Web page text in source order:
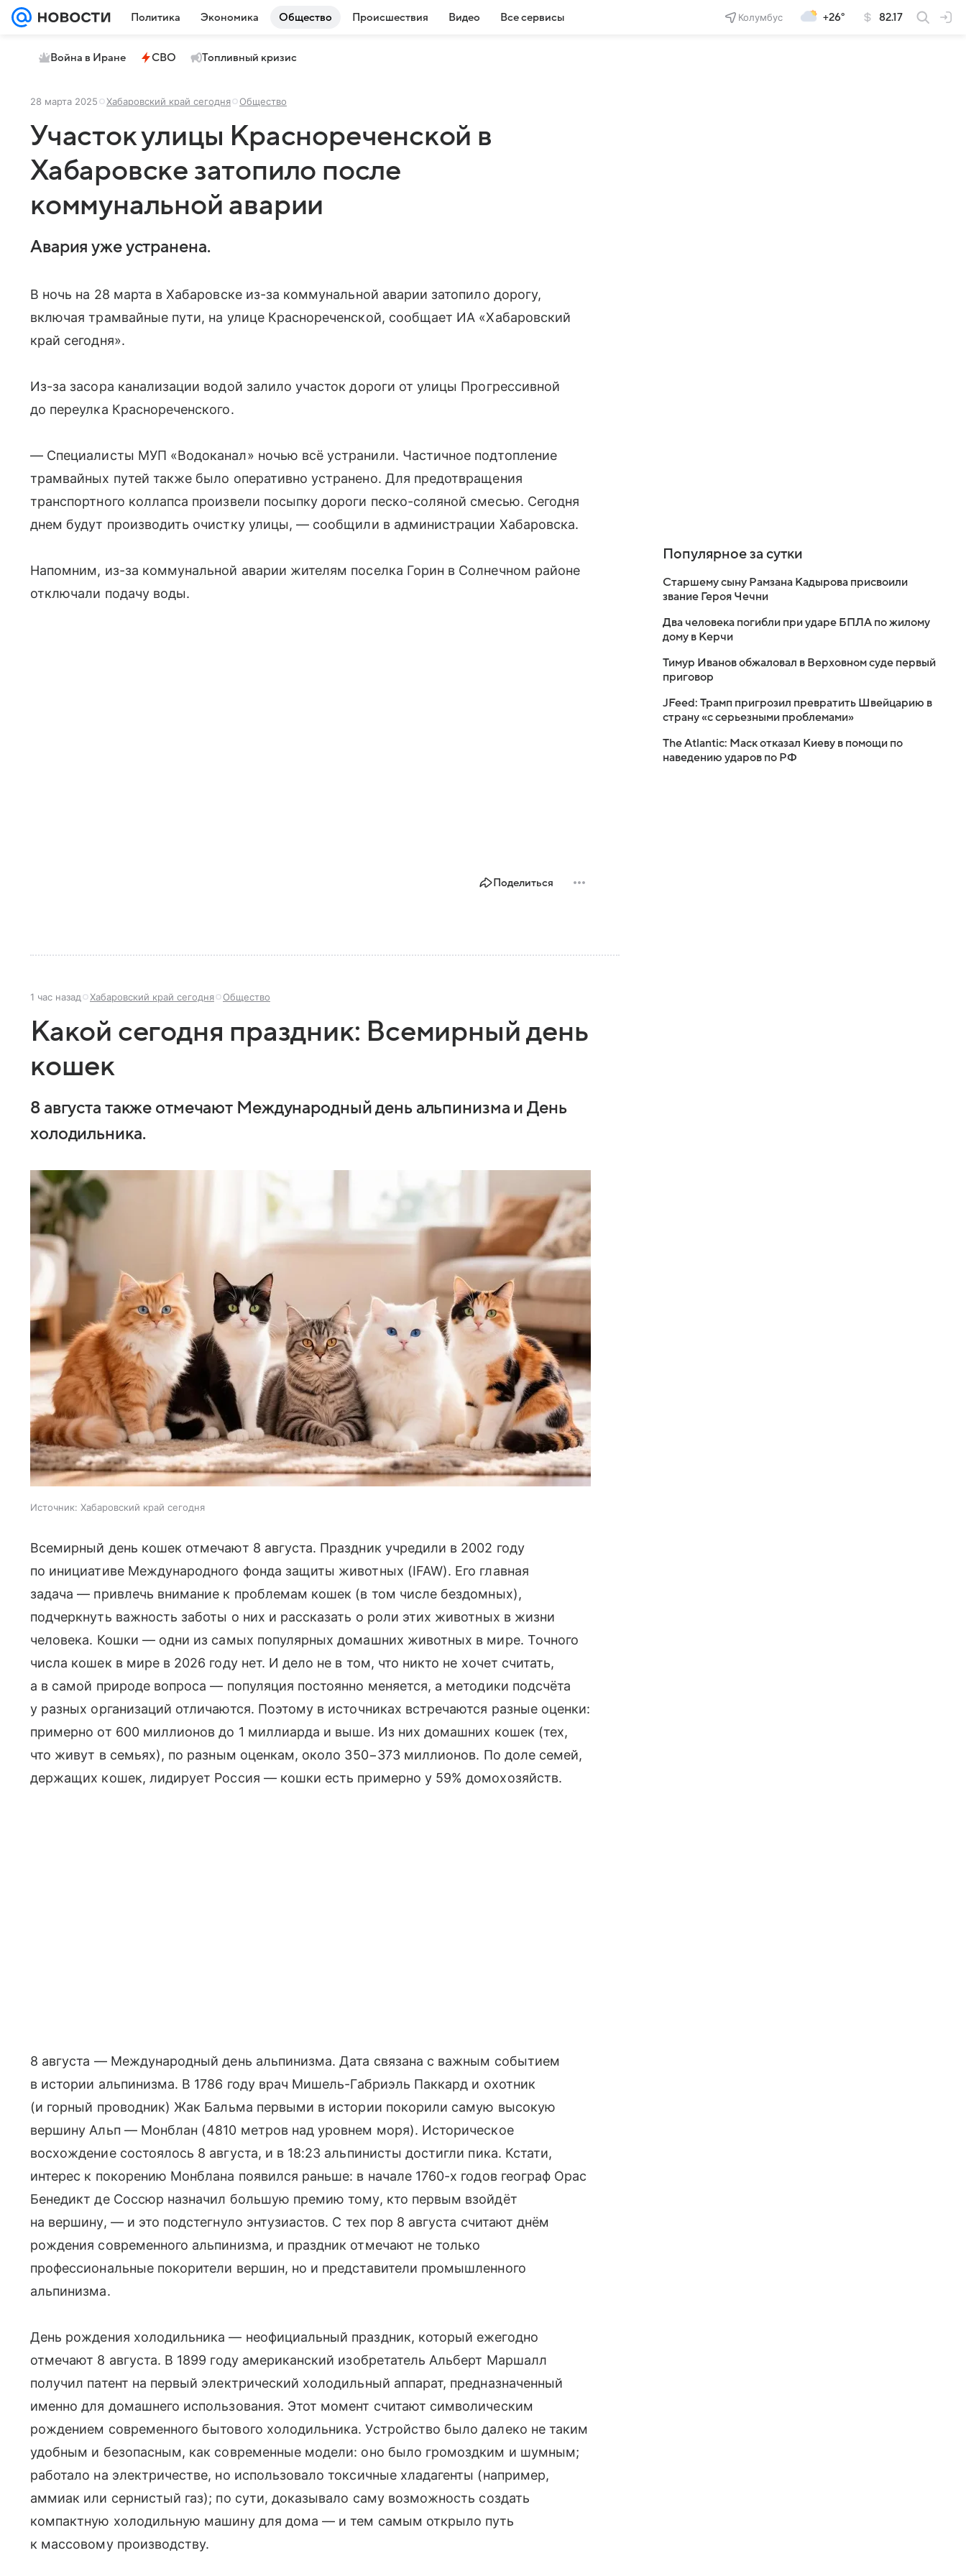
Политика Экономика Общество Происшествия Видео Все сервисы Колумбус +26° 82.17
Война в Иране СВО Топливный кризис
28 марта 2025 Хабаровский край сегодня Общество
Участок улицы Краснореченской в
Хабаровске затопило после
коммунальной аварии
Авария уже устранена.
В ночь на 28 марта в Хабаровске из-за коммунальной аварии затопило дорогу,
включая трамвайные пути, на улице Краснореченской, сообщает ИА «Хабаровский
край сегодня».
Из-за засора канализации водой залило участок дороги от улицы Прогрессивной
до переулка Краснореченского.
— Специалисты МУП «Водоканал» ночью всё устранили. Частичное подтопление
трамвайных путей также было оперативно устранено. Для предотвращения
транспортного коллапса произвели посыпку дороги песко-соляной смесью. Сегодня
днем будут производить очистку улицы, — сообщили в администрации Хабаровска.
Напомним, из-за коммунальной аварии жителям поселка Горин в Солнечном районе
отключали подачу воды.
Поделиться
1 час назад Хабаровский край сегодня Общество
Какой сегодня праздник: Всемирный день
кошек
8 августа также отмечают Международный день альпинизма и День
холодильника.
Источник: Хабаровский край сегодня
Всемирный день кошек отмечают 8 августа. Праздник учредили в 2002 году
по инициативе Международного фонда защиты животных (IFAW). Его главная
задача — привлечь внимание к проблемам кошек (в том числе бездомных),
подчеркнуть важность заботы о них и рассказать о роли этих животных в жизни
человека. Кошки — одни из самых популярных домашних животных в мире. Точного
числа кошек в мире в 2026 году нет. И дело не в том, что никто не хочет считать,
а в самой природе вопроса — популяция постоянно меняется, а методики подсчёта
у разных организаций отличаются. Поэтому в источниках встречаются разные оценки:
примерно от 600 миллионов до 1 миллиарда и выше. Из них домашних кошек (тех,
что живут в семьях), по разным оценкам, около 350−373 миллионов. По доле семей,
держащих кошек, лидирует Россия — кошки есть примерно у 59% домохозяйств.
8 августа — Международный день альпинизма. Дата связана с важным событием
в истории альпинизма. В 1786 году врач Мишель-Габриэль Паккард и охотник
(и горный проводник) Жак Бальма первыми в истории покорили самую высокую
вершину Альп — Монблан (4810 метров над уровнем моря). Историческое
восхождение состоялось 8 августа, и в 18:23 альпинисты достигли пика. Кстати,
интерес к покорению Монблана появился раньше: в начале 1760-х годов географ Орас
Бенедикт де Соссюр назначил большую премию тому, кто первым взойдёт
на вершину, — и это подстегнуло энтузиастов. С тех пор 8 августа считают днём
рождения современного альпинизма, и праздник отмечают не только
профессиональные покорители вершин, но и представители промышленного
альпинизма.
День рождения холодильника — неофициальный праздник, который ежегодно
отмечают 8 августа. В 1899 году американский изобретатель Альберт Маршалл
получил патент на первый электрический холодильный аппарат, предназначенный
именно для домашнего использования. Этот момент считают символическим
рождением современного бытового холодильника. Устройство было далеко не таким
удобным и безопасным, как современные модели: оно было громоздким и шумным;
работало на электричестве, но использовало токсичные хладагенты (например,
аммиак или сернистый газ); по сути, доказывало саму возможность создать
компактную холодильную машину для дома — и тем самым открыло путь
к массовому производству.
Популярное за сутки
Старшему сыну Рамзана Кадырова присвоили
звание Героя Чечни
Два человека погибли при ударе БПЛА по жилому
дому в Керчи
Тимур Иванов обжаловал в Верховном суде первый
приговор
JFeed: Трамп пригрозил превратить Швейцарию в
страну «с серьезными проблемами»
The Atlantic: Маск отказал Киеву в помощи по
наведению ударов по РФ